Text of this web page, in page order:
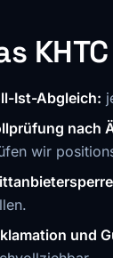
Ist-Abgleich:
nach
wir
und